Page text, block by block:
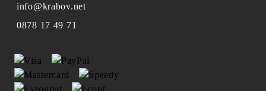
info@krabov.net
0878 17 49 71